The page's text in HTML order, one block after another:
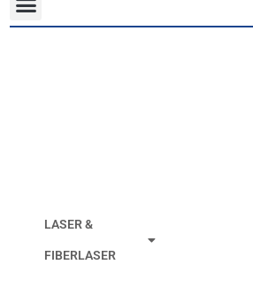
LASER &
FIBERLASER